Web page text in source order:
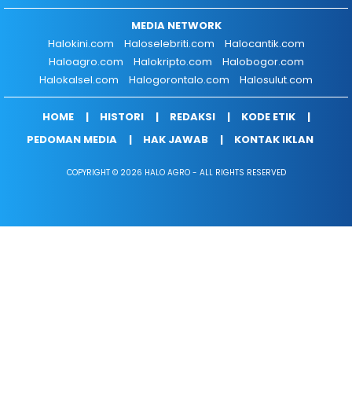
MEDIA NETWORK
Halokini.com
Haloselebriti.com
Halocantik.com
Haloagro.com
Halokripto.com
Halobogor.com
Halokalsel.com
Halogorontalo.com Halosulut.com
HOME HISTORI REDAKSI
KODE ETIK
PEDOMAN MEDIA
HAK JAWAB KONTAK IKLAN
COPYRIGHT © 2026 HALO AGRO - ALL RIGHTS RESERVED